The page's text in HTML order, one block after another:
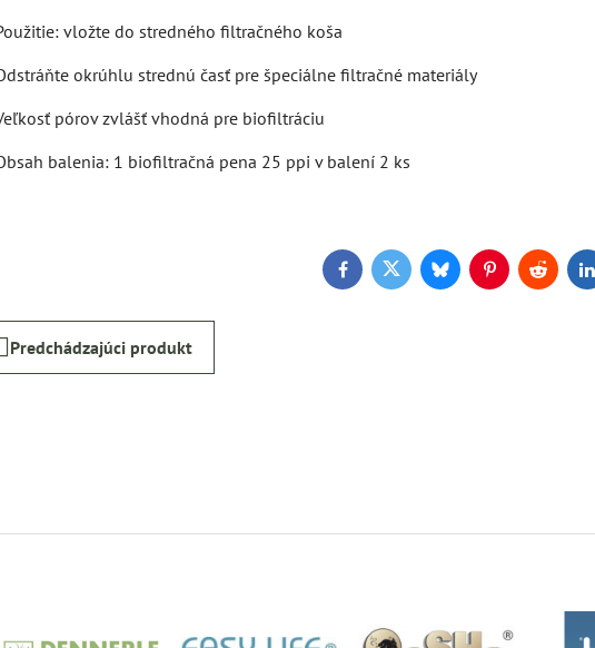
vložte do stredného filtračného koša
okrúhlu strednú časť pre špeciálne filtračné materiály
pórov zvlášť vhodná pre biofiltráciu
balenia: 1 biofiltračná pena 25 ppi v balení 2 ks
FacebookTwitterBlueskyPinterestReddit
Predchádzajúci produkt